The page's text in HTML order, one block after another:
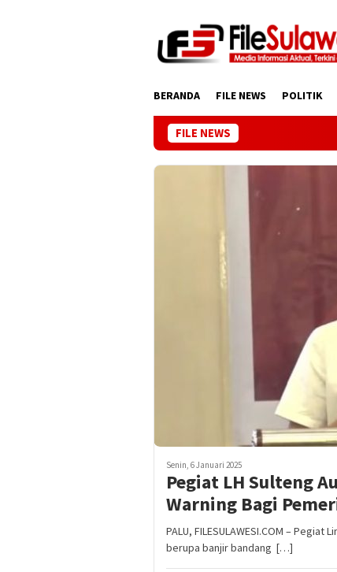
BERANDA FILE NEWS POLITIK
FILE NEWS
Senin, 6 Januari 2025
Pegiat LH Sulteng
Warning Bagi
PALU, FILESULAWESI.COM –
berupa banjir bandang […]